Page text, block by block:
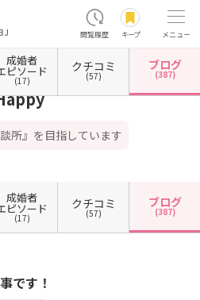
閲覧履歴 キープ メニュー
福岡市 福岡県福岡市博多区 結婚相談所 Be Happy
所』を目指しています
成婚者
ピソード
(17)
クチコミ
(57)
ブログ
(387)
成婚者
ピソード
(17)
クチコミ
(57)
ブログ
(387)
です！